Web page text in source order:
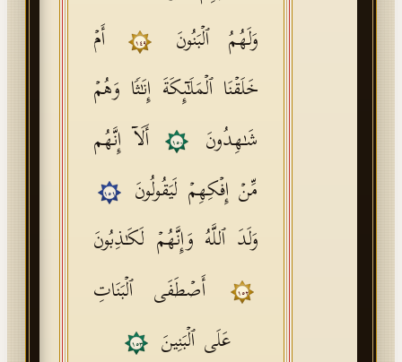
وَلَهُمُ ٱلۡبَنُونَ
١٤٩
أَمۡ
خَلَقۡنَا ٱلۡمَلَـٰۤىِٕكَةَ إِنَـٰثࣰا وَهُمۡ
شَـٰهِدُونَ
١٥٠
أَلَاۤ إِنَّهُم
مِّنۡ إِفۡكِهِمۡ لَیَقُولُونَ
١٥١
وَلَدَ ٱللَّهُ وَإِنَّهُمۡ لَكَـٰذِبُونَ
١٥٢
أَصۡطَفَى ٱلۡبَنَاتِ
عَلَى ٱلۡبَنِینَ
١٥٣